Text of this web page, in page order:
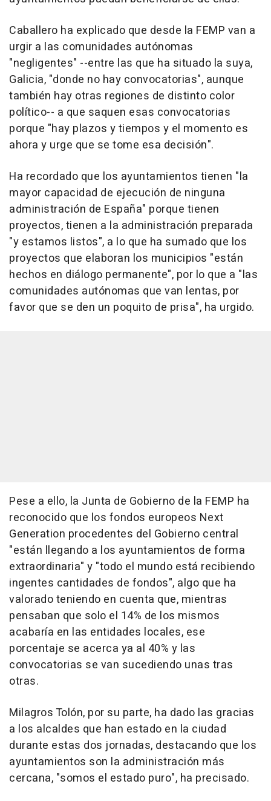
Caballero ha explicado que desde la FEMP van a
urgir a las comunidades autónomas
"negligentes" --entre las que ha situado la suya,
Galicia, "donde no hay convocatorias", aunque
también hay otras regiones de distinto color
político-- a que saquen esas convocatorias
porque "hay plazos y tiempos y el momento es
ahora y urge que se tome esa decisión".
Ha recordado que los ayuntamientos tienen "la
mayor capacidad de ejecución de ninguna
administración de España" porque tienen
proyectos, tienen a la administración preparada
"y estamos listos", a lo que ha sumado que los
proyectos que elaboran los municipios "están
hechos en diálogo permanente", por lo que a "las
comunidades autónomas que van lentas, por
favor que se den un poquito de prisa", ha urgido.
Pese a ello, la Junta de Gobierno de la FEMP ha
reconocido que los fondos europeos Next
Generation procedentes del Gobierno central
"están llegando a los ayuntamientos de forma
extraordinaria" y "todo el mundo está recibiendo
ingentes cantidades de fondos", algo que ha
valorado teniendo en cuenta que, mientras
pensaban que solo el 14% de los mismos
acabaría en las entidades locales, ese
porcentaje se acerca ya al 40% y las
convocatorias se van sucediendo unas tras
otras.
Milagros Tolón, por su parte, ha dado las gracias
a los alcaldes que han estado en la ciudad
durante estas dos jornadas, destacando que los
ayuntamientos son la administración más
cercana, "somos el estado puro", ha precisado.